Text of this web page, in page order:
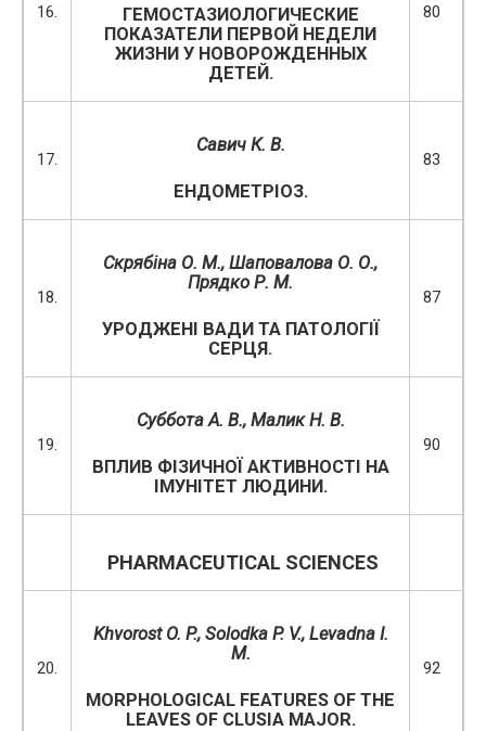
16.
ГЕМОСТАЗИОЛОГИЧЕСКИЕ
ПОКАЗАТЕЛИ ПЕРВОЙ НЕДЕЛИ
ЖИЗНИ У НОВОРОЖДЕННЫХ
ДЕТЕЙ.
80
17.
Савич К. В.
ЕНДОМЕТРІОЗ.
83
18.
Скрябіна О. М., Шаповалова О. О.,
Прядко Р. М.
УРОДЖЕНІ ВАДИ ТА ПАТОЛОГІЇ
СЕРЦЯ.
87
19.
Суббота А. В., Малик Н. В.
ВПЛИВ ФІЗИЧНОЇ АКТИВНОСТІ НА
ІМУНІТЕТ ЛЮДИНИ.
90
PHARMACEUTICAL SCIENCES
20.
Khvorost O. P., Solodka P. V., Levadna I.
M.
MORPHOLOGICAL FEATURES OF THE
LEAVES OF CLUSIA MAJOR.
92